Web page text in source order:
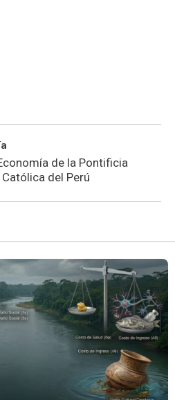
de la Pontificia
del Perú